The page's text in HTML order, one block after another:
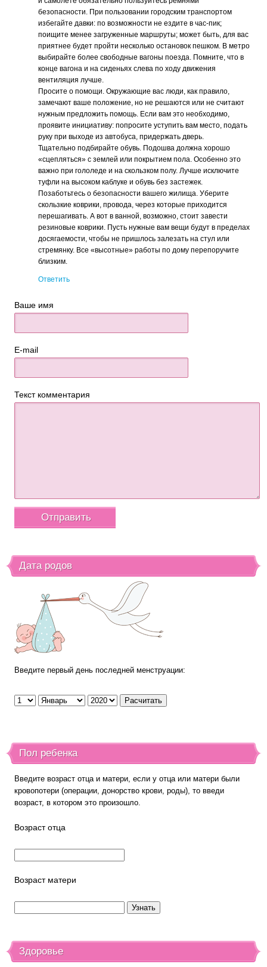
безопасности. При пользовании городским транспортом
избегайте давки: по возможности не ездите в час-пик;
поищите менее загруженные маршруты; может быть, для вас
приятнее будет пройти несколько остановок пешком. В метро
выбирайте более свободные вагоны поезда. Помните, что в
конце вагона и на сиденьях слева по ходу движения
вентиляция лучше.
Просите о помощи. Окружающие вас люди, как правило,
замечают ваше положение, но не решаются или не считают
нужным предложить помощь. Если вам это необходимо,
проявите инициативу: попросите уступить вам место, подать
руку при выходе из автобуса, придержать дверь.
Тщательно подбирайте обувь. Подошва должна хорошо
«сцепляться» с землей или покрытием пола. Особенно это
важно при гололеде и на скользком полу. Лучше исключите
туфли на высоком каблуке и обувь без застежек.
Позаботьтесь о безопасности вашего жилища. Уберите
скользкие коврики, провода, через которые приходится
перешагивать. А вот в ванной, возможно, стоит завести
резиновые коврики. Пусть нужные вам вещи будут в пределах
досягаемости, чтобы не пришлось залезать на стул или
стремянку. Все «высотные» работы по дому перепоручите
близким.
Ответить
Ваше имя
E-mail
Текст комментария
Дата родов
Введите первый день последней менструации:
Пол ребенка
Введите возраст отца и матери, если у отца или матери были
кровопотери (операции, донорство крови, роды), то введи
возраст, в котором это произошло.
Возраст отца
Возраст матери
Здоровье